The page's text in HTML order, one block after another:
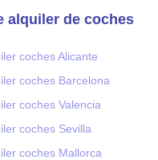
alquiler de coches
coches Alicante
coches Barcelona
coches Valencia
coches Sevilla
coches Mallorca